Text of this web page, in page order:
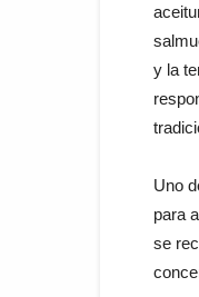
y la
Uno
para
se